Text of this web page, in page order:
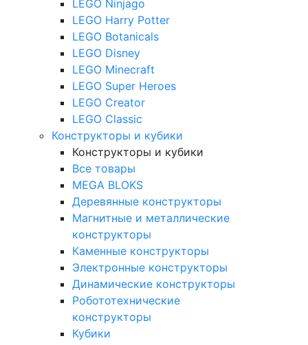
LEGO Ninjago
LEGO Harry Potter
LEGO Botanicals
LEGO Disney
LEGO Minecraft
LEGO Super Heroes
LEGO Creator
LEGO Classic
Конструкторы и кубики
Конструкторы и кубики
Все товары
MEGA BLOKS
Деревянные конструкторы
Магнитные и металлические
конструкторы
Каменные конструкторы
Электронные конструкторы
Динамические конструкторы
Робототехнические
конструкторы
Кубики